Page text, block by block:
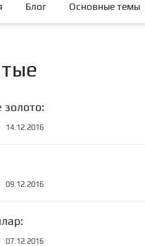
Блог Основные темы
золото:
14.12.2016
09.12.2016
07.12.2016